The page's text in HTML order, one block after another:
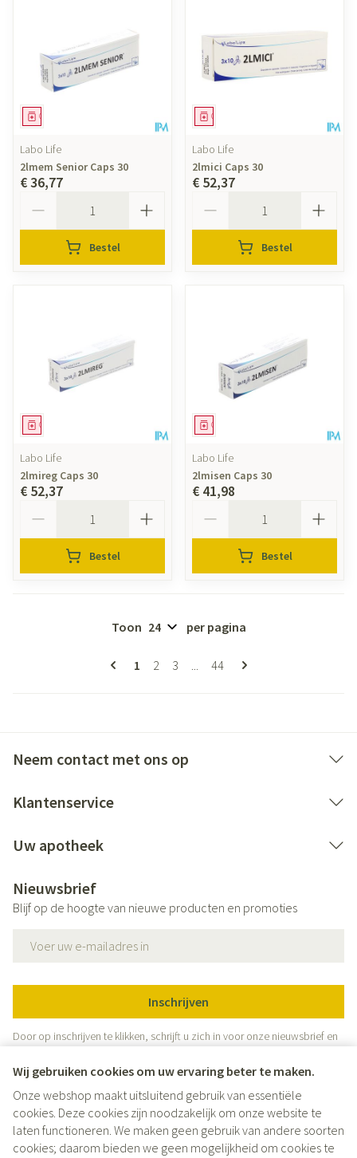
Wij gebruiken cookies om uw ervaring beter te maken.
Onze webshop maakt uitsluitend gebruik van essentiële
cookies. Deze cookies zijn noodzakelijk om onze website te
laten functioneren. We maken geen gebruik van andere soorten
cookies; daarom bieden we geen mogelijkheid om cookies te
Geneesmiddel
Labo Life
2lmem Senior Caps 30
€ 36,77
Bestel
Geneesmiddel
Labo Life
2lmici Caps 30
€ 52,37
Bestel
Geneesmiddel
Labo Life
2lmireg Caps 30
€ 52,37
Bestel
Geneesmiddel
Labo Life
2lmisen Caps 30
€ 41,98
Bestel
Pagina's
U lees momenteel pagina
1 Pagina
2 Pagina
3 ... Pagina
44
Toon per pagina
Neem contact met ons op
Klantenservice
Uw apotheek
Nieuwsbrief
Blijf op de hoogte van nieuwe producten en promoties
Inschrijven
Door op inschrijven te klikken, schrijft u zich in voor onze nieuwsbrief en